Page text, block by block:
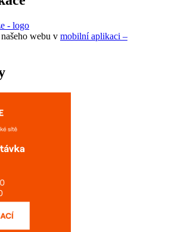
webu v mobilní aplikaci –